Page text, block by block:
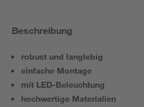
Beschreibung
robust und langlebig
einfache Montage
mit LED-Beleuchtung
hochwertige Materialien